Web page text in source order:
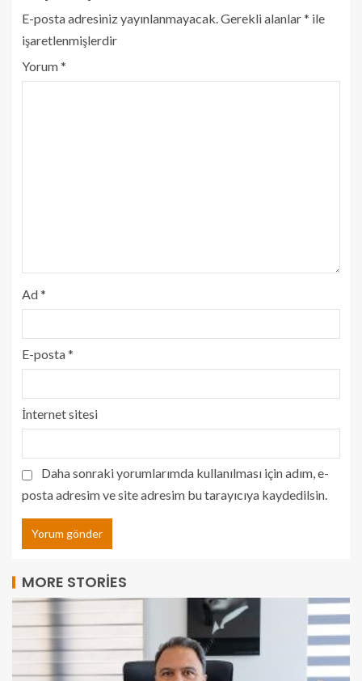
E-posta adresiniz yayınlanmayacak.Gerekli alanlar* ile
işaretlenmişlerdir
Yorum*
Ad*
E-posta*
İnternet sitesi
Daha sonraki yorumlarımda kullanılması için adım, e-
posta adresim ve site adresim bu tarayıcıya kaydedilsin.
MORE STORIES